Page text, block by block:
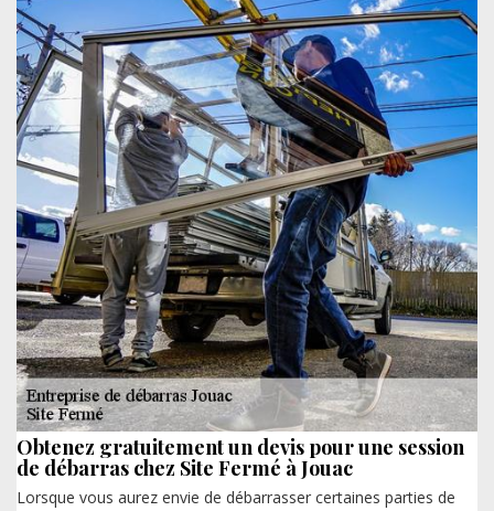
Obtenez gratuitement un devis pour une session
de débarras chez Site Fermé à Jouac
Lorsque vous aurez envie de débarrasser certaines parties de